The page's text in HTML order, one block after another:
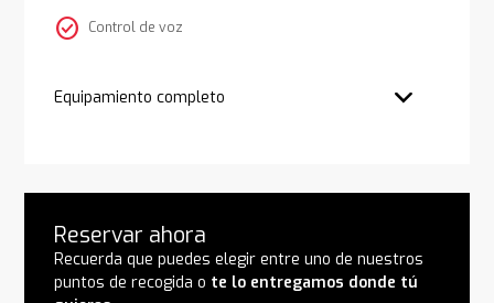
check_circle Control de voz
Equipamiento completo
Reservar ahora
Recuerda que puedes elegir entre uno de nuestros
puntos de recogida o te lo entregamos donde tú